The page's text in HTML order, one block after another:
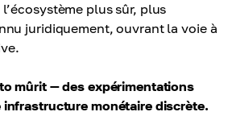
plus sûr, plus
juridiquement, ouvrant la voie à
mûrit — des expérimentations
monétaire discrète.